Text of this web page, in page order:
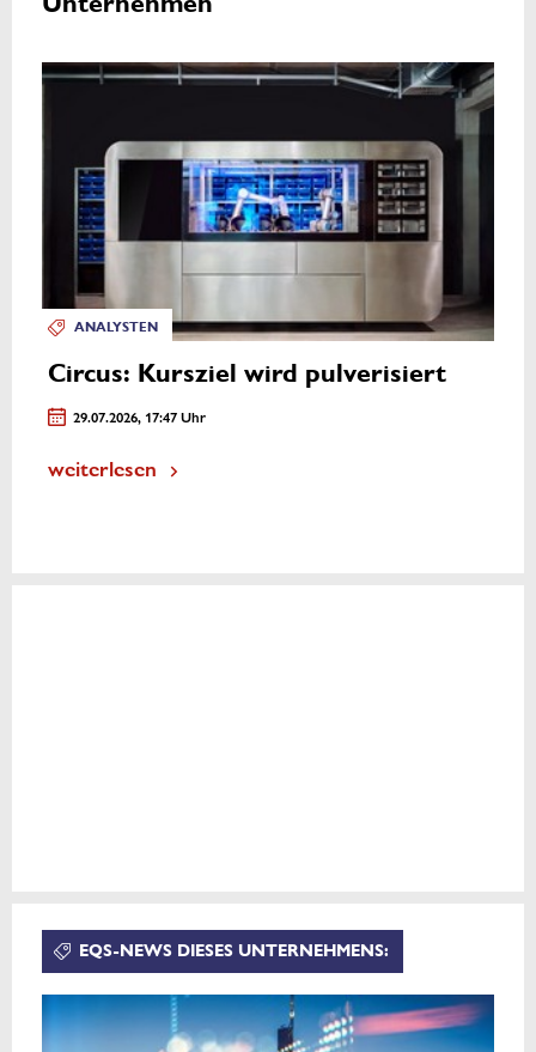
ANALYSTEN
Circus: Kursziel wird pulverisiert
29.07.2026, 17:47 Uhr
weiterlesen
EQS-NEWS DIESES UNTERNEHMENS: